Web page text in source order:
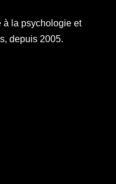
à la psychologie et
depuis 2005.